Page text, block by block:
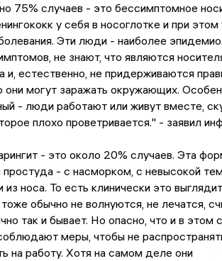
75% случаев - это бессимптомное
у себя в носоглотке и при этом
Эти люди - наиболее
не знают, что являются
и, естественно, не придерживаются
могут заражать окружающих.
- люди работают или живут вместе,
плохо проветривается." - заявил
- это около 20% случаев. Эта
простуда - с насморком, с невысокой
носа. То есть клинически это
обычно не волнуются, не лечатся,
так и бывает. Но опасно, что и в этом
меры, чтобы не
на работу. Хотя на самом деле они